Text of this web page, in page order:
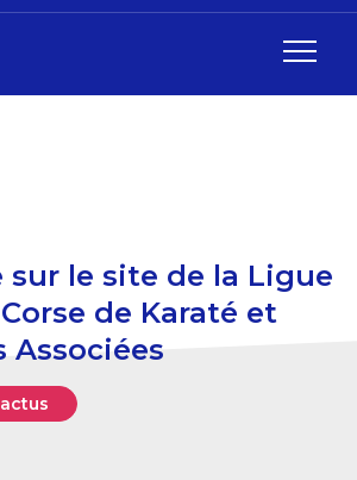
sur le site de la Ligue
de Karaté et
Associées